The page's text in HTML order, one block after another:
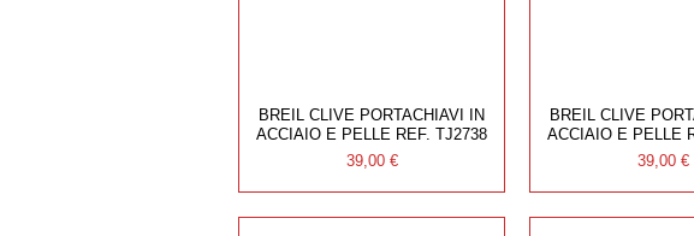
BREIL CLIVE PORTACHIAVI IN
ACCIAIO E PELLE REF. TJ2738
Prezzo
39,00 €
BREIL CLIVE
ACCIAIO E PELLE
Prezzo
39,00 €